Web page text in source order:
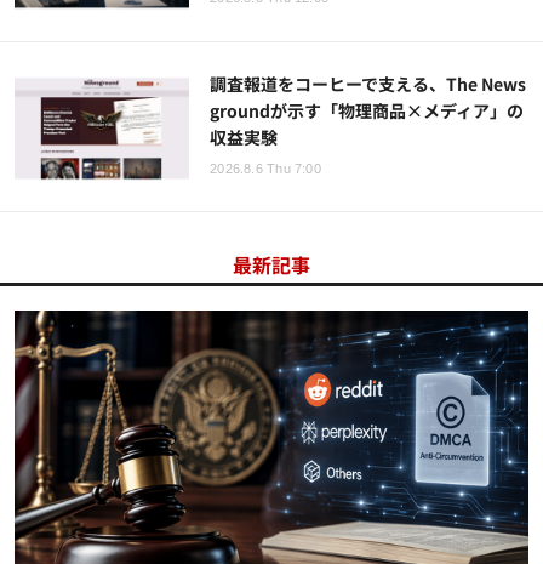
調査報道をコーヒーで支える、The News
groundが示す「物理商品×メディア」の
収益実験
2026.8.6 Thu 7:00
最新記事